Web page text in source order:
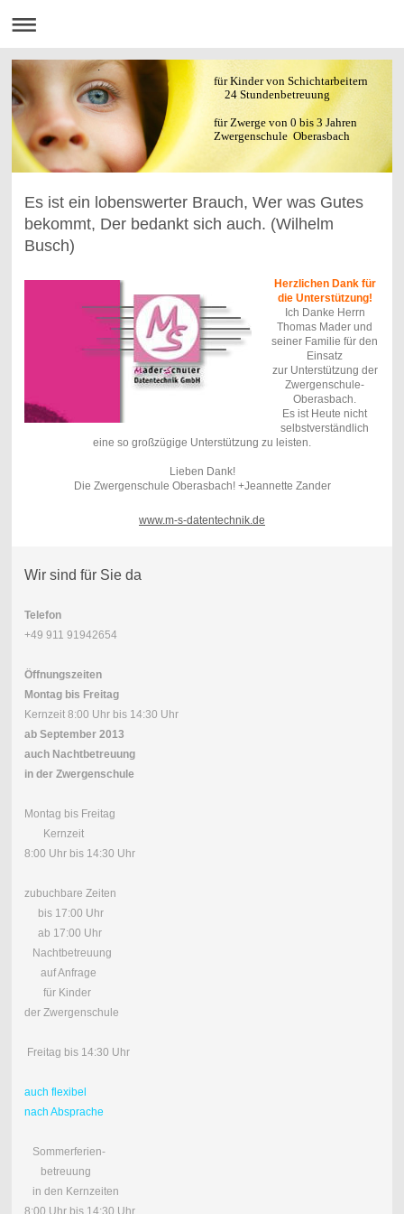
.
für Kinder von Schichtarbeitern
24 Stundenbetreuung
für Zwerge von 0 bis 3 Jahren
Zwergenschule Oberasbach
Es ist ein lobenswerter Brauch, Wer was Gutes
bekommt, Der bedankt sich auch. (Wilhelm
Busch)
Herzlichen Dank für
die Unterstützung!
Ich Danke Herrn
Thomas Mader und
seiner Familie für den
Einsatz
zur Unterstützung der
Zwergenschule-
Oberasbach.
Es ist Heute nicht
selbstverständlich
eine so großzügige Unterstützung zu leisten.
Lieben Dank!
Die Zwergenschule Oberasbach! +Jeannette Zander
www.m-s-datentechnik.de
Wir sind für Sie da
Telefon
+49 911 91942654
Öffnungszeiten
Montag bis Freitag
Kernzeit 8:00 Uhr bis 14:30 Uhr
ab September 2013
auch Nachtbetreuung
in der Zwergenschule
Montag bis Freitag
Kernzeit
8:00 Uhr bis 14:30 Uhr
zubuchbare Zeiten
bis 17:00 Uhr
ab 17:00 Uhr
Nachtbetreuung
auf Anfrage
für Kinder
der Zwergenschule
Freitag bis 14:30 Uhr
auch flexibel
nach Absprache
Sommerferien-
betreuung
in den Kernzeiten